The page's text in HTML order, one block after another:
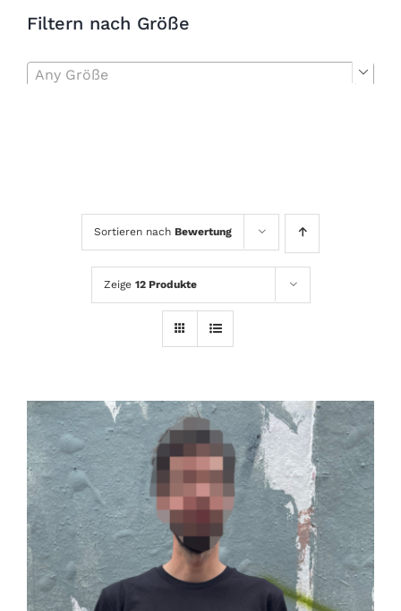
Sortieren nach Bewertung
Zeige 12 Produkte
Filtern nach Größe
Any Größe 